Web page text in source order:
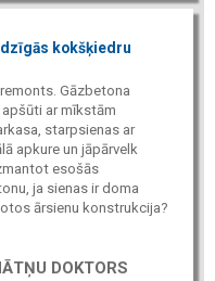
kokšķiedru
Gāzbetona
ar mīkstām
starpsienas ar
apkure un jāpārvelk
esošās
ja sienas ir doma
ārsienu konstrukcija?
DOKTORS